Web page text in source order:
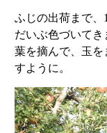
ふじの出荷まで、
だいぶ色づいてき
葉を摘んで、玉を
すように。